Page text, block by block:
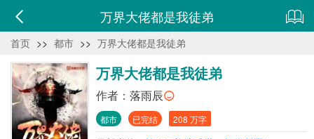
万界大佬都是我徒弟
首页 >> 都市 >> 万界大佬都是我徒弟
万界大佬都是我徒弟
作者： 落雨辰
都市 已完结 208 万字